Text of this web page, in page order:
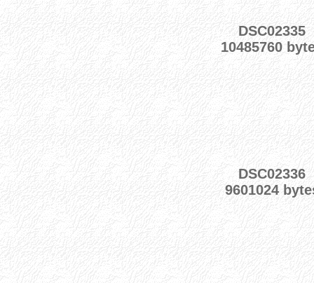
DSC02335
10485760
DSC02336
9601024